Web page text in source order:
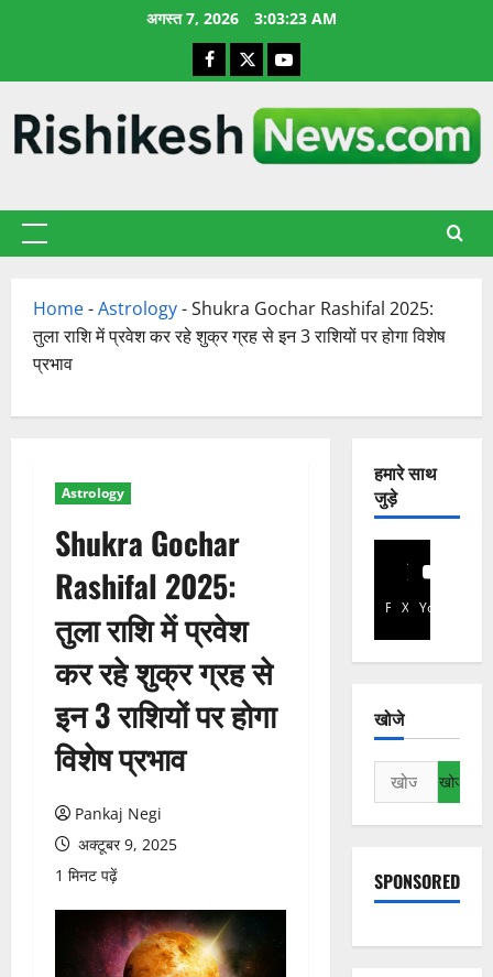
अगस्त 7, 2026 3:03:24 AM
Facebook
X YouTube
प्राथमिक
Home-Astrology-Shukra Gochar Rashifal 2025:
तुला राशि में प्रवेश कर रहे शुक्र ग्रह से इन 3 राशियों पर होगा विशेष
प्रभाव
Astrology
Shukra Gochar
Rashifal 2025:
तुला राशि में प्रवेश
कर रहे शुक्र ग्रह से
इन 3 राशियों पर होगा
विशेष प्रभाव
Pankaj Negi
अक्टूबर 9, 2025
1 मिनट पढ़ें
हमारे साथ
जुड़े
Facebook
X YouTube
खोजे
निम्न
को
खोजें:
SPONSORED